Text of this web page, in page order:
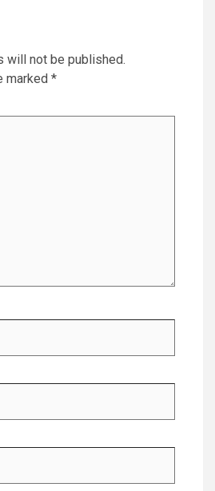
will not be published.
marked *